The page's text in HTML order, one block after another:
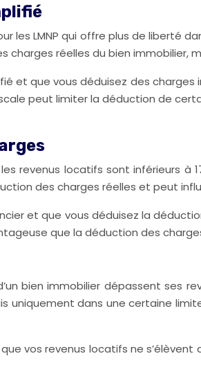
les LMNP qui offre plus de liberté
réelles du bien immobilier,
et que vous déduisez des
peut limiter la déduction de
revenus locatifs sont inférieurs
des charges réelles et peut
et que vous déduisez la
que la déduction des
bien immobilier dépassent ses
uniquement dans une certaine
vos revenus locatifs ne